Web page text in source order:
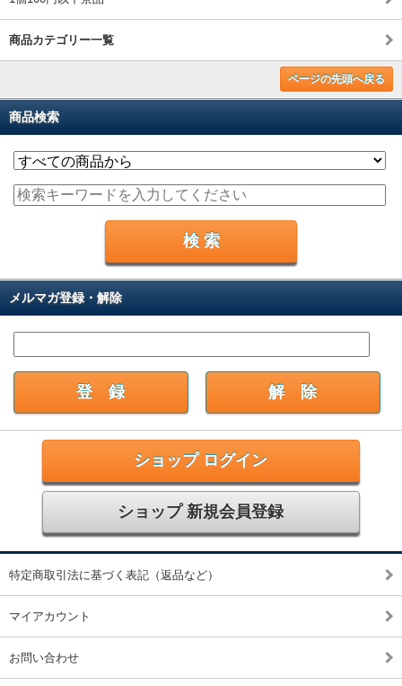
商品カテゴリー一覧
ページの先頭へ戻る
商品検索
メルマガ登録・解除
ショップ ログイン
ショップ 新規会員登録
特定商取引法に基づく表記（返品など）
マイアカウント
お問い合わせ